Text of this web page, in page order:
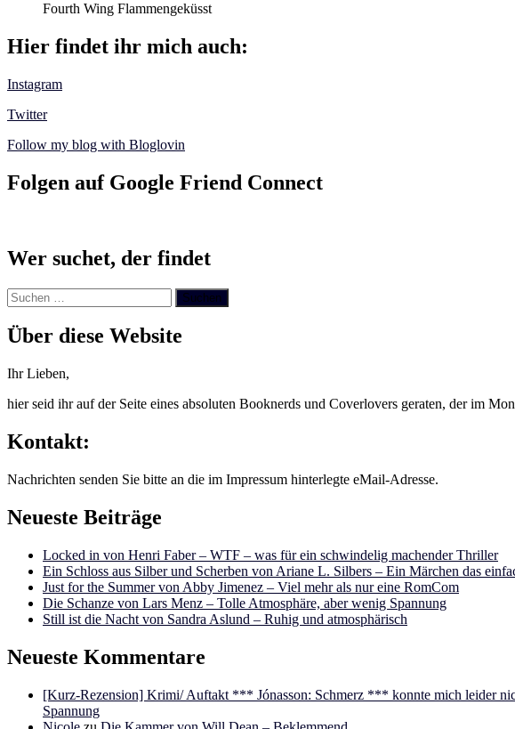
Fourth Wing Flammengeküsst
Hier findet ihr mich auch:
Instagram
Twitter
Follow my blog with Bloglovin
Folgen auf Google Friend Connect
Wer suchet, der findet
Suchen
nach:
Über diese Website
Ihr Lieben,
hier seid ihr auf der Seite eines absoluten Booknerds und Coverlovers geraten, der im
Kontakt:
Nachrichten senden Sie bitte an die im Impressum hinterlegte eMail-Adresse.
Neueste Beiträge
Locked in von Henri Faber – WTF – was für ein schwindelig machender Thriller
Ein Schloss aus Silber und Scherben von Ariane L. Silbers – Ein Märchen das
Just for the Summer von Abby Jimenez – Viel mehr als nur eine RomCom
Die Schanze von Lars Menz – Tolle Atmosphäre, aber wenig Spannung
Still ist die Nacht von Sandra Aslund – Ruhig und atmosphärisch
Neueste Kommentare
[Kurz-Rezension] Krimi/ Auftakt *** Jónasson: Schmerz *** konnte mich leider
Spannung